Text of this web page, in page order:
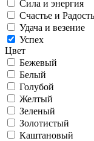
Сила и энергия
Счастье и Радость
Удача и везение
Успех
Цвет
Бежевый
Белый
Голубой
Желтый
Зеленый
Золотистый
Каштановый